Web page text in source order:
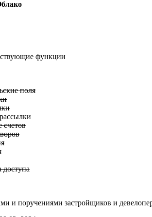
функции
поля
счетов
доступа
и поручениями застройщиков и